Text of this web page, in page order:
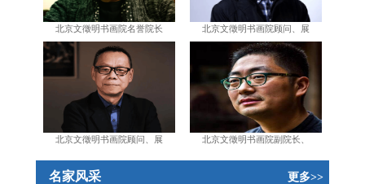
北京文徵明书画院名誉院长 北京文徵明书画院顾问、展
北京文徵明书画院顾问、展 北京文徵明书画院副院长、
名家风采 更多>>